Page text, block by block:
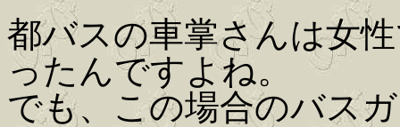
都バスの車掌さんは女
ったんですよね。
でも、この場合のバス